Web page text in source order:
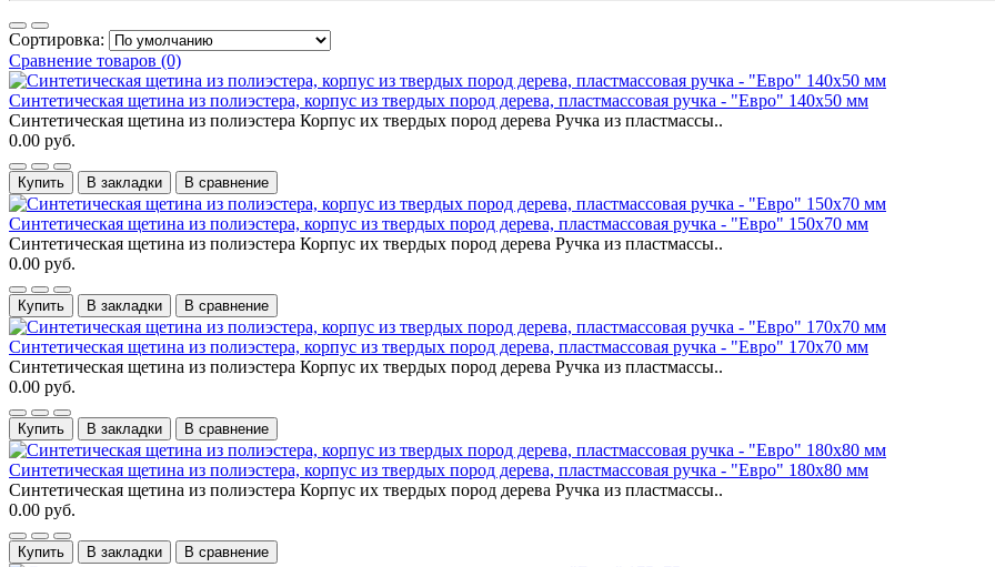
Сортировка:
Сравнение товаров (0)
Синтетическая щетина из полиэстера, корпус из твердых пород дерева, пластмассовая ручка - "Евро" 140х50 мм
Cинтетическая щетина из полиэстера Корпус их твердых пород дерева Ручка из пластмассы..
0.00 руб.
Купить В закладки В сравнение
Синтетическая щетина из полиэстера, корпус из твердых пород дерева, пластмассовая ручка - "Евро" 150х70 мм
Cинтетическая щетина из полиэстера Корпус их твердых пород дерева Ручка из пластмассы..
0.00 руб.
Купить В закладки В сравнение
Синтетическая щетина из полиэстера, корпус из твердых пород дерева, пластмассовая ручка - "Евро" 170х70 мм
Cинтетическая щетина из полиэстера Корпус их твердых пород дерева Ручка из пластмассы..
0.00 руб.
Купить В закладки В сравнение
Синтетическая щетина из полиэстера, корпус из твердых пород дерева, пластмассовая ручка - "Евро" 180х80 мм
Cинтетическая щетина из полиэстера Корпус их твердых пород дерева Ручка из пластмассы..
0.00 руб.
Купить В закладки В сравнение